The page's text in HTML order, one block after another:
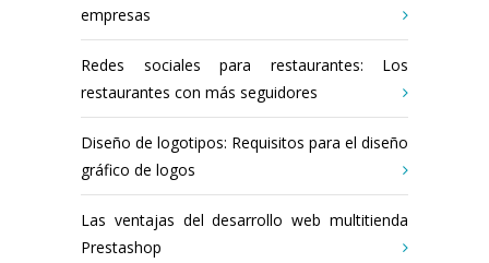
empresas
Redes sociales para restaurantes: Los
restaurantes con más seguidores
Diseño de logotipos: Requisitos para el diseño
gráfico de logos
Las ventajas del desarrollo web multitienda
Prestashop